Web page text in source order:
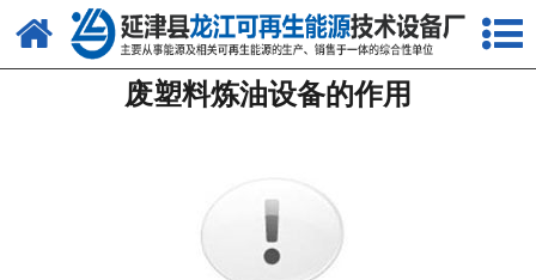
网站首页
关于我们
废塑料炼油设备的作用